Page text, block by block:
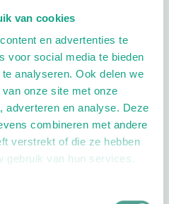
van cookies
en advertenties te
voor social media te bieden
analyseren. Ook delen we
onze site met onze
adverteren en analyse. Deze
combineren met andere
verstrekt of die ze hebben
gebruik van hun services.